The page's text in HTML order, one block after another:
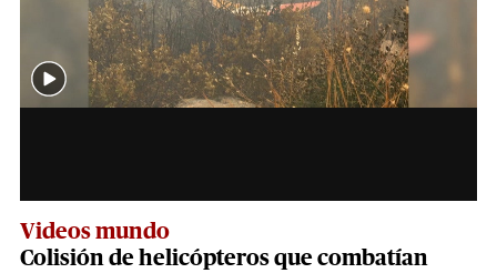
Videos mundo
Colisión de helicópteros que combatían